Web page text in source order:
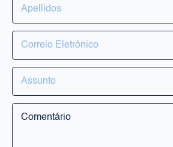
PRODUTOS
Rosto
Corpo